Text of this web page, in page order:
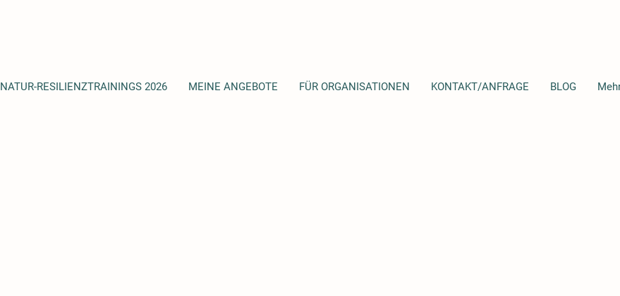
NATUR-RESILIENZTRAININGS 2026 MEINE ANGEBOTE FÜR ORGANISATIONEN KONTAKT/ANFRAGE BLOG